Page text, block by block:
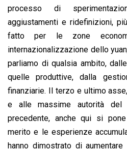
processo di
aggiustamenti e ridefinizioni,
fatto per le zone
internazionalizzazione dello
parliamo di qualsia ambito,
quelle produttive, dalla
finanziarie. Il terzo e ultimo
e alle massime autorità del
precedente, anche qui si
merito e le esperienze
hanno dimostrato di